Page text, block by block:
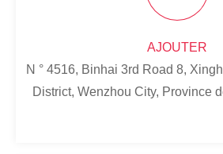
AJOUTER
N ° 4516, Binhai 3rd Road 8,
District, Wenzhou City, Province